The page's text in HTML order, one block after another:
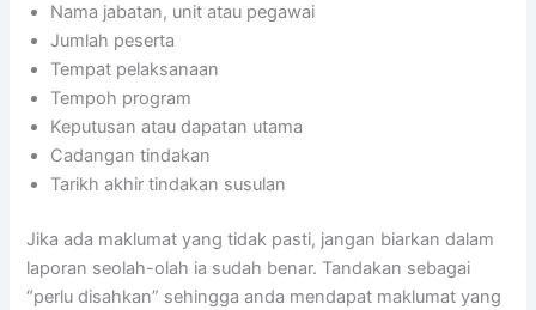
Nama jabatan, unit atau pegawai
Jumlah peserta
Tempat pelaksanaan
Tempoh program
Keputusan atau dapatan utama
Cadangan tindakan
Tarikh akhir tindakan susulan
Jika ada maklumat yang tidak pasti, jangan biarkan dalam
laporan seolah-olah ia sudah benar. Tandakan sebagai
“perlu disahkan” sehingga anda mendapat maklumat yang